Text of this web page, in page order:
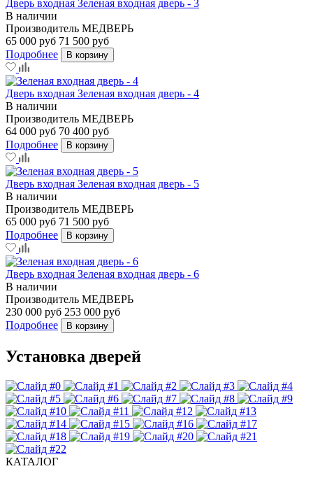
Дверь входная Зеленая входная дверь - 3
В наличии
Производитель МЕДВЕРЬ
65 000 руб 71 500 руб
Подробнее
В корзину
Дверь входная Зеленая входная дверь - 4
В наличии
Производитель МЕДВЕРЬ
64 000 руб 70 400 руб
Подробнее
В корзину
Дверь входная Зеленая входная дверь - 5
В наличии
Производитель МЕДВЕРЬ
65 000 руб 71 500 руб
Подробнее
В корзину
Дверь входная Зеленая входная дверь - 6
В наличии
Производитель МЕДВЕРЬ
230 000 руб 253 000 руб
Подробнее
В корзину
Установка дверей
КАТАЛОГ